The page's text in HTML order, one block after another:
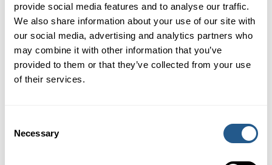
provide social media features and to analyse our traffic.
We also share information about your use of our site with
our social media, advertising and analytics partners who
may combine it with other information that you’ve
provided to them or that they’ve collected from your use
of their services.
Selection
Necessary
Pris
Nedre salong655 kr
Övre salong655 kr